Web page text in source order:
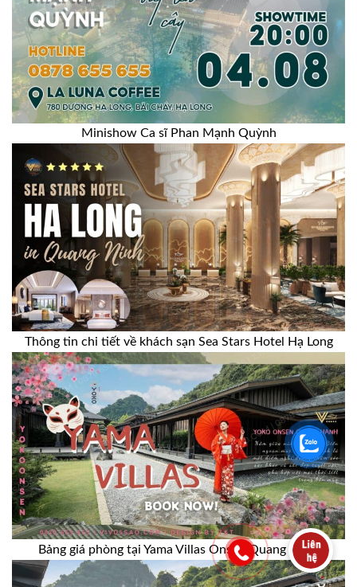
Minishow Ca sĩ Phan Mạnh Quỳnh
Thông tin chi tiết về khách sạn Sea Stars Hotel Hạ Long
Bảng giá phòng tại Yama Villas Onsen Quang Hanh